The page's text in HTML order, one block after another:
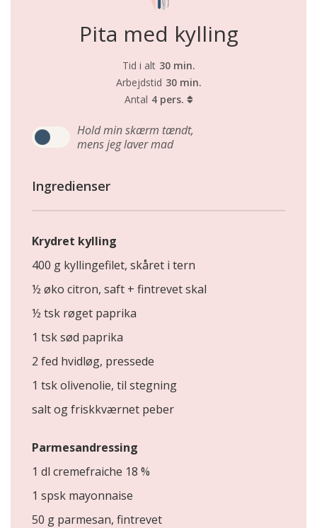
Pita med kylling
Tid i alt 30 min.
Arbejdstid 30 min.
Antal 4 pers.
Hold min skærm tændt,
mens jeg laver mad
Ingredienser
Krydret kylling
400 g kyllingefilet, skåret i tern
½ øko citron, saft + fintrevet skal
½ tsk røget paprika
1 tsk sød paprika
2 fed hvidløg, pressede
1 tsk olivenolie, til stegning
salt og friskkværnet peber
Parmesandressing
1 dl cremefraiche 18 %
1 spsk mayonnaise
50 g parmesan, fintrevet